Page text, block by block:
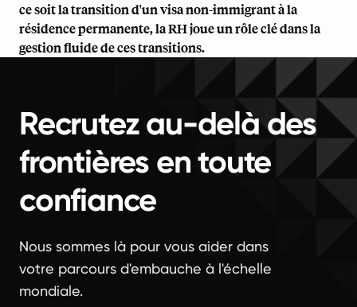
ce soit la transition d'un visa non-immigrant à la
résidence permanente, la RH joue un rôle clé dans la
gestion fluide de ces transitions.
Recrutez au-delà des
frontières en toute
confiance
Nous sommes là pour vous aider dans
votre parcours d'embauche à l'échelle
mondiale.